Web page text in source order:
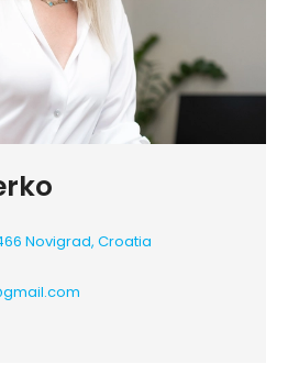
Novigrad, Croatia